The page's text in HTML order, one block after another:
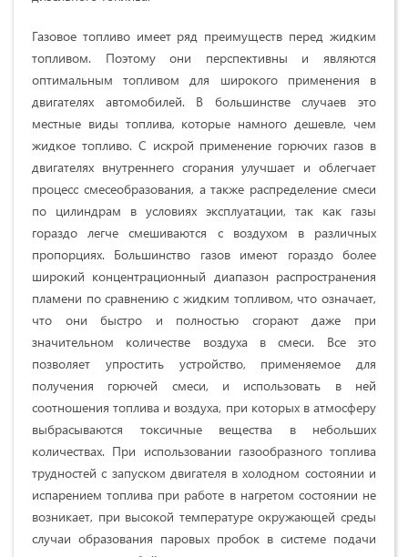
Газовое топливо имеет ряд преимуществ перед жидким
топливом. Поэтому они перспективны и являются
оптимальным топливом для широкого применения в
двигателях автомобилей. В большинстве случаев это
местные виды топлива, которые намного дешевле, чем
жидкое топливо. С искрой применение горючих газов в
двигателях внутреннего сгорания улучшает и облегчает
процесс смесеобразования, а также распределение смеси
по цилиндрам в условиях эксплуатации, так как газы
гораздо легче смешиваются с воздухом в различных
пропорциях. Большинство газов имеют гораздо более
широкий концентрационный диапазон распространения
пламени по сравнению с жидким топливом, что означает,
что они быстро и полностью сгорают даже при
значительном количестве воздуха в смеси. Все это
позволяет упростить устройство, применяемое для
получения горючей смеси, и использовать в ней
соотношения топлива и воздуха, при которых в атмосферу
выбрасываются токсичные вещества в небольших
количествах. При использовании газообразного топлива
трудностей с запуском двигателя в холодном состоянии и
испарением топлива при работе в нагретом состоянии не
возникает, при высокой температуре окружающей среды
случаи образования паровых пробок в системе подачи